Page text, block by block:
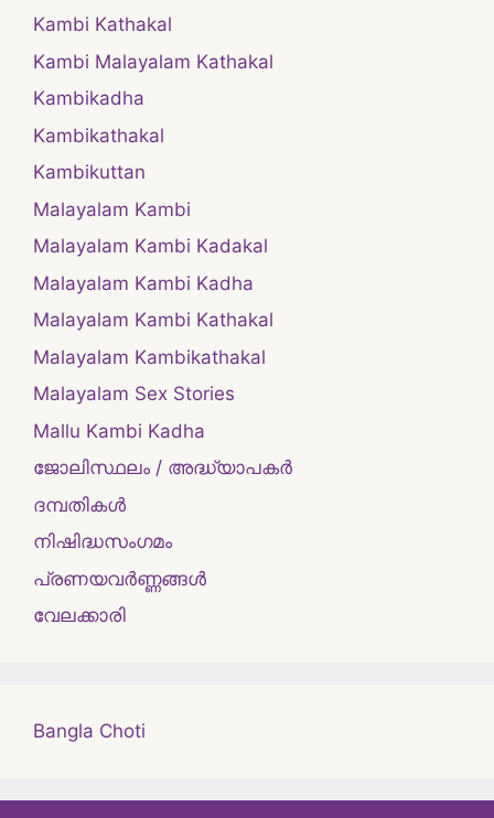
Kambi Kathakal
Kambi Malayalam Kathakal
Kambikadha
Kambikathakal
Kambikuttan
Malayalam Kambi
Malayalam Kambi Kadakal
Malayalam Kambi Kadha
Malayalam Kambi Kathakal
Malayalam Kambikathakal
Malayalam Sex Stories
Mallu Kambi Kadha
ജോലിസ്ഥലം / അദ്ധ്യാപകർ
ദമ്പതികള്‍
നിഷിദ്ധസംഗമം
പ്രണയവർണ്ണങ്ങൾ
വേലക്കാരി
Bangla Choti